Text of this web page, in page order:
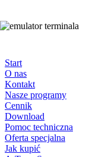
Start
O nas
Kontakt
Nasze programy
Cennik
Download
Pomoc techniczna
Oferta specjalna
Jak kupić